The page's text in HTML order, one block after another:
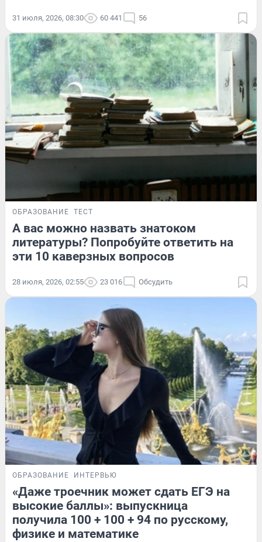
31 июля, 2026, 08:30 60 441 56
ОБРАЗОВАНИЕ ТЕСТ
А вас можно назвать знатоком
литературы? Попробуйте ответить на
эти 10 каверзных вопросов
28 июля, 2026, 02:55 23 016 Обсудить
ОБРАЗОВАНИЕ ИНТЕРВЬЮ
«Даже троечник может сдать ЕГЭ на
высокие баллы»: выпускница
получила 100 + 100 + 94 по русскому,
физике и математике